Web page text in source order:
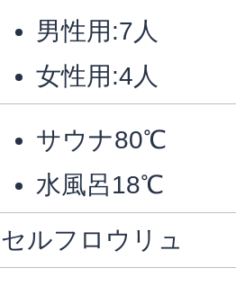
男性用:7人
女性用:4人
サウナ80℃
水風呂18℃
セルフロウリュ